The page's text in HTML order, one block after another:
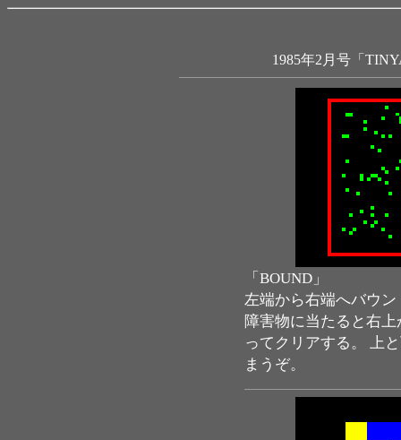
1985年2月号「
「BOUND」
左端から右端へバウ
障害物に当たると右
ってクリアする。 上
まうぞ。